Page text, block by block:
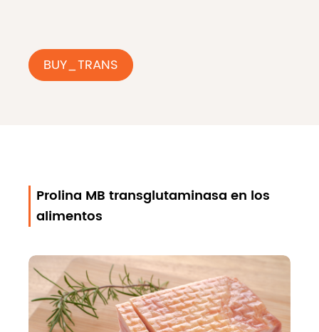
BUY_TRANS
Prolina MB transglutaminasa en los
alimentos